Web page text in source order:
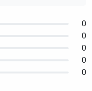
0
0
0
0
0